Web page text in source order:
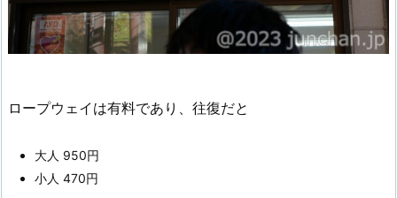
ロープウェイは有料であり、往復だと
大人 950円
小人 470円